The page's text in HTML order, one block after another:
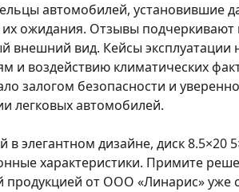
автомобилей, установившие
ожидания. Отзывы подчеркивают
внешний вид. Кейсы эксплуатации
и воздействию климатических
залогом безопасности и
легковых автомобилей.
в элегантном дизайне, диск8.5×20
характеристики. Примите
продукцией от ООО «Линарис» уже